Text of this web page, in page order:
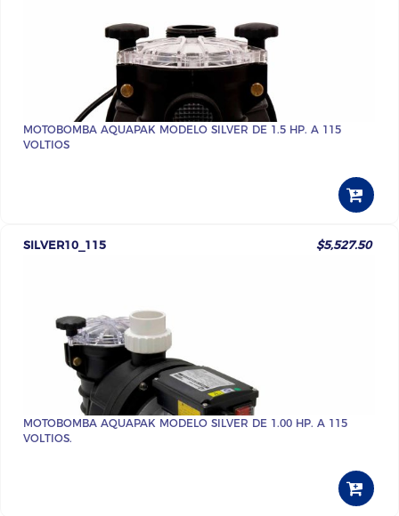
MOTOBOMBA AQUAPAK MODELO SILVER DE 1.5 HP. A 115
VOLTIOS
SILVER10_115 $5,527.50
MOTOBOMBA AQUAPAK MODELO SILVER DE 1.00 HP. A 115
VOLTIOS.